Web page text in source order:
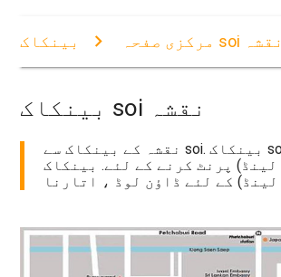
مرکزی صفحہ بینکاک soi نقشہ
بینکاک soi نقشہ
نقشہ کے بینکاک سے soi. بینکاک soi نقشہ (تھائی
لینڈ) پرنٹ کرنے کے لئے. بینکاک soi نقشہ